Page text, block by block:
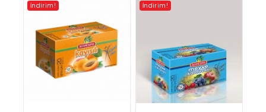
İndirim! İndirim!